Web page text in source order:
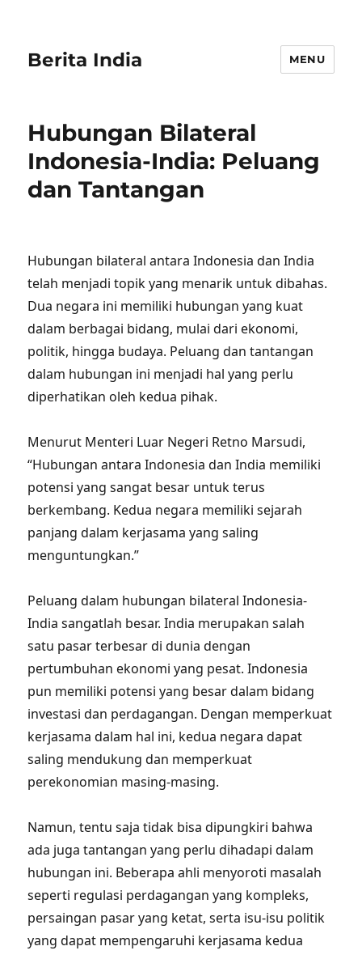
Berita India MENU
Hubungan Bilateral
Indonesia-India: Peluang
dan Tantangan
Hubungan bilateral antara Indonesia dan India
telah menjadi topik yang menarik untuk dibahas.
Dua negara ini memiliki hubungan yang kuat
dalam berbagai bidang, mulai dari ekonomi,
politik, hingga budaya. Peluang dan tantangan
dalam hubungan ini menjadi hal yang perlu
diperhatikan oleh kedua pihak.
Menurut Menteri Luar Negeri Retno Marsudi,
“Hubungan antara Indonesia dan India memiliki
potensi yang sangat besar untuk terus
berkembang. Kedua negara memiliki sejarah
panjang dalam kerjasama yang saling
menguntungkan.”
Peluang dalam hubungan bilateral Indonesia-
India sangatlah besar. India merupakan salah
satu pasar terbesar di dunia dengan
pertumbuhan ekonomi yang pesat. Indonesia
pun memiliki potensi yang besar dalam bidang
investasi dan perdagangan. Dengan memperkuat
kerjasama dalam hal ini, kedua negara dapat
saling mendukung dan memperkuat
perekonomian masing-masing.
Namun, tentu saja tidak bisa dipungkiri bahwa
ada juga tantangan yang perlu dihadapi dalam
hubungan ini. Beberapa ahli menyoroti masalah
seperti regulasi perdagangan yang kompleks,
persaingan pasar yang ketat, serta isu-isu politik
yang dapat mempengaruhi kerjasama kedua